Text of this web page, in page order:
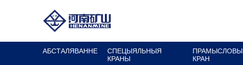
АБСТАЛЯВАННЕ
СПЕЦЫЯЛЬНЫЯ
КРАНЫ
ПРАМЫСЛОВЫ
КРАН